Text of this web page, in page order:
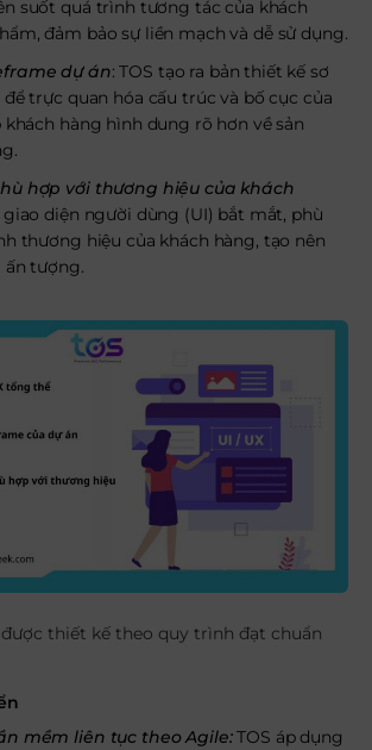
suốt quá trình tương tác của khách
đảm bảo sự liền mạch và dễ sử dụng.
dự án: TOS tạo ra bản thiết kế sơ
trực quan hóa cấu trúc và bố cục của
hàng hình dung rõ hơn về sản
hợp với thương hiệu của khách
giao diện người dùng (UI) bắt mắt, phù
thương hiệu của khách hàng, tạo nên
ấn tượng.
được thiết kế theo quy trình đạt chuẩn
mềm liên tục theo Agile:TOS áp dụng